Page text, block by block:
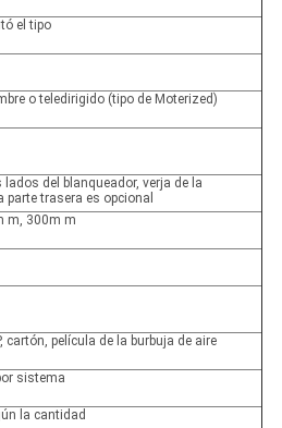
el tipo
o teledirigido (tipo de Moterized)
lados del blanqueador, verja de la
parte trasera es opcional
m, 300m m
cartón, película de la burbuja de aire
sistema
la cantidad